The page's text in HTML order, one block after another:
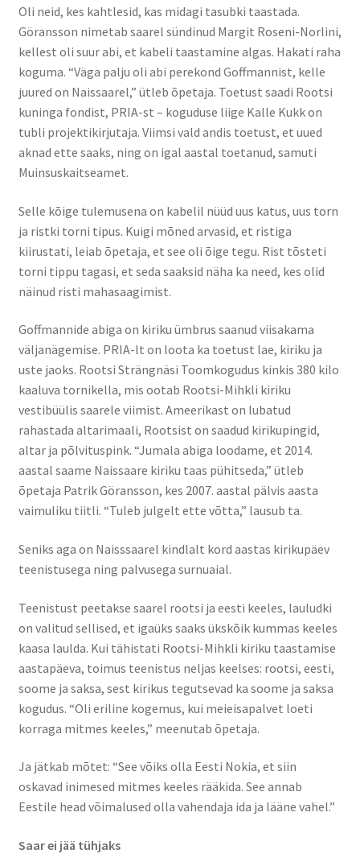
Oli neid, kes kahtlesid, kas midagi tasubki taastada.
Göransson nimetab saarel sündinud Margit Roseni-Norlini,
kellest oli suur abi, et kabeli taastamine algas. Hakati raha
koguma. “Väga palju oli abi perekond Goffmannist, kelle
juured on Naissaarel,” ütleb õpetaja. Toetust saadi Rootsi
kuninga fondist, PRIA-st – koguduse liige Kalle Kukk on
tubli projektikirjutaja. Viimsi vald andis toetust, et uued
aknad ette saaks, ning on igal aastal toetanud, samuti
Muinsuskaitseamet.
Selle kõige tulemusena on kabelil nüüd uus katus, uus torn
ja ristki torni tipus. Kuigi mõned arvasid, et ristiga
kiirustati, leiab õpetaja, et see oli õige tegu. Rist tõsteti
torni tippu tagasi, et seda saaksid näha ka need, kes olid
näinud risti mahasaagimist.
Goffmannide abiga on kiriku ümbrus saanud viisakama
väljanägemise. PRIA-lt on loota ka toetust lae, kiriku ja
uste jaoks. Rootsi Strängnäsi Toomkogudus kinkis 380 kilo
kaaluva tornikella, mis ootab Rootsi-Mihkli kiriku
vestibüülis saarele viimist. Ameerikast on lubatud
rahastada altarimaali, Rootsist on saadud kirikupingid,
altar ja põlvituspink. “Jumala abiga loodame, et 2014.
aastal saame Naissaare kiriku taas pühitseda,” ütleb
õpetaja Patrik Göransson, kes 2007. aastal pälvis aasta
vaimuliku tiitli. “Tuleb julgelt ette võtta,” lausub ta.
Seniks aga on Naisssaarel kindlalt kord aastas kirikupäev
teenistusega ning palvusega surnuaial.
Teenistust peetakse saarel rootsi ja eesti keeles, lauludki
on valitud sellised, et igaüks saaks ükskõik kummas keeles
kaasa laulda. Kui tähistati Rootsi-Mihkli kiriku taastamise
aastapäeva, toimus teenistus neljas keelses: rootsi, eesti,
soome ja saksa, sest kirikus tegutsevad ka soome ja saksa
kogudus. “Oli eriline kogemus, kui meieisapalvet loeti
korraga mitmes keeles,” meenutab õpetaja.
Ja jätkab mõtet: “See võiks olla Eesti Nokia, et siin
oskavad inimesed mitmes keeles rääkida. See annab
Eestile head võimalused olla vahendaja ida ja lääne vahel.”
Saar ei jää tühjaks